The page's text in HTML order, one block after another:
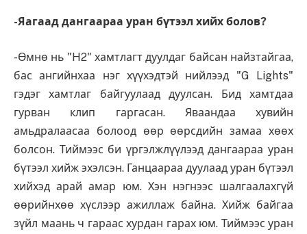
-Яагаад дангаараа уран бүтээл хийх болов?
-Өмнө нь "H2" хамтлагт дуулдаг байсан найзтайгаа,
бас ангийнхаа нэг хүүхэдтэй нийлээд "G Lights"
гэдэг хамтлаг байгуулаад дуулсан. Бид хамтдаа
гурван клип гаргасан. Яваандаа хувийн
амьдралаасаа болоод өөр өөрсдийн замаа хөөх
болсон. Тиймээс би үргэлжлүүлээд дангаараа уран
бүтээл хийж эхэлсэн. Ганцаараа дуулаад уран бүтээл
хийхэд арай амар юм. Хэн нэгнээс шалгаалахгүй
өөрийнхөө хүслээр ажиллаж байна. Хийж байгаа
зүйл маань ч гараас хурдан гарах юм. Тиймээс уран